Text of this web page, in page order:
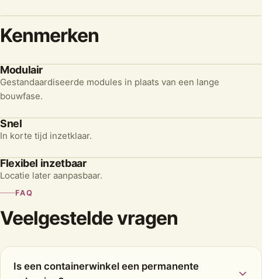
Kenmerken
Modulair
Gestandaardiseerde modules in plaats van een lange
bouwfase.
Snel
In korte tijd inzetklaar.
Flexibel inzetbaar
Locatie later aanpasbaar.
FAQ
Veelgestelde vragen
Is een containerwinkel een permanente